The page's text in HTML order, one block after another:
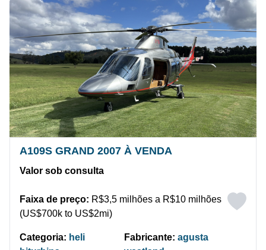
A109S GRAND 2007 À VENDA
Valor sob consulta
Faixa de preço: R$3,5 milhões a R$10 milhões
(US$700k to US$2mi)
Categoria: heli
Fabricante: agusta